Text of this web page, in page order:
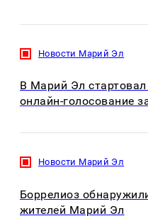
Новости Марий Эл
В Марий Эл
онлайн-голосование
Новости Марий Эл
Боррелиоз
жителей Марий Эл